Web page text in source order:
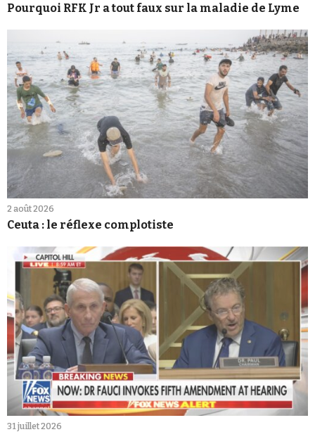
Pourquoi RFK Jr a tout faux sur la maladie de Lyme
2 août 2026
Ceuta : le réflexe complotiste
31 juillet 2026